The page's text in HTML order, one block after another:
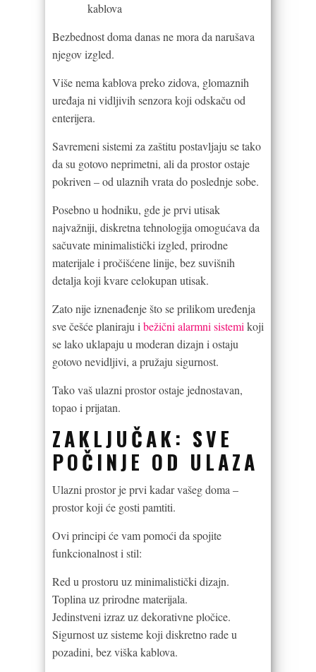
kablova
Bezbednost doma danas ne mora da narušava
njegov izgled.
Više nema kablova preko zidova, glomaznih
uređaja ni vidljivih senzora koji odskaču od
enterijera.
Savremeni sistemi za zaštitu postavljaju se tako
da su gotovo neprimetni, ali da prostor ostaje
pokriven – od ulaznih vrata do poslednje sobe.
Posebno u hodniku, gde je prvi utisak
najvažniji, diskretna tehnologija omogućava da
sačuvate minimalistički izgled, prirodne
materijale i pročišćene linije, bez suvišnih
detalja koji kvare celokupan utisak.
Zato nije iznenađenje što se prilikom uređenja
sve češće planiraju i bežični alarmni sistemi koji
se lako uklapaju u moderan dizajn i ostaju
gotovo nevidljivi, a pružaju sigurnost.
Tako vaš ulazni prostor ostaje jednostavan,
topao i prijatan.
ZAKLJUČAK: SVE
POČINJE OD ULAZA
Ulazni prostor je prvi kadar vašeg doma –
prostor koji će gosti pamtiti.
Ovi principi će vam pomoći da spojite
funkcionalnost i stil:
Red u prostoru uz minimalistički dizajn.
Toplina uz prirodne materijala.
Jedinstveni izraz uz dekorativne pločice.
Sigurnost uz sisteme koji diskretno rade u
pozadini, bez viška kablova.